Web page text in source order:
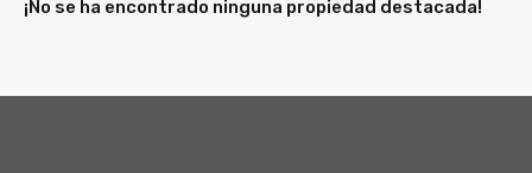
¡No se ha encontrado ninguna propiedad destacada!